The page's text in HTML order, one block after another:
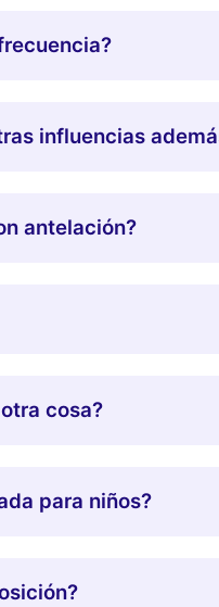
influencias
antelación?
cosa?
para niños?